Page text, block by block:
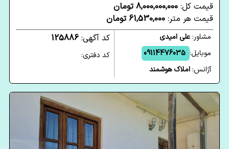
قیمت کل: 8,000,000,000 تومان
قیمت هر متر: 61,530,000 تومان
مشاور:علی امیدی
موبایل: 09114476035
آژانس:املاک هوشمند
کد آگهی: 125886
کد دفتری: